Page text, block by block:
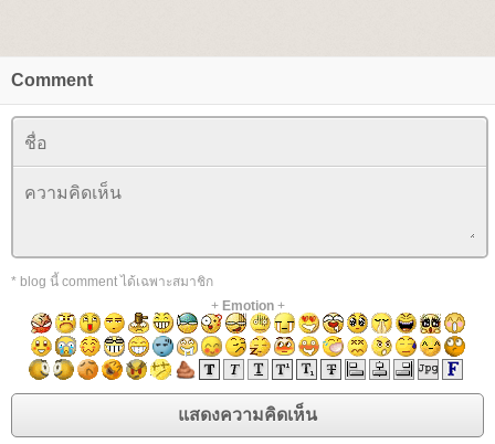
Comment
* blog นี้ comment ได้เฉพาะสมาชิก
+ Emotion+